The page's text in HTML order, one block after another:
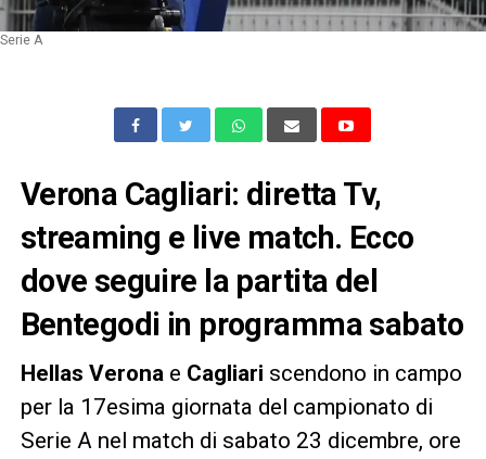
Serie A
Verona Cagliari: diretta Tv,
streaming e live match. Ecco
dove seguire la partita del
Bentegodi in programma sabato
Hellas Veronae Cagliari scendono in campo
per la 17esima giornata del campionato di
Serie A nel match di sabato 23 dicembre, ore